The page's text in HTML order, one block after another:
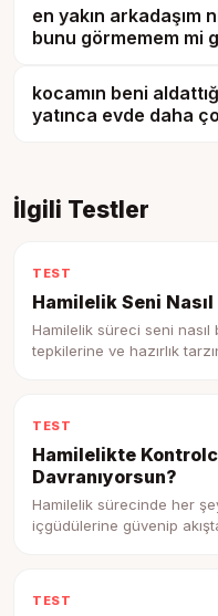
en yakın arkadaşım
bunu görmemem mi
kocamın beni
yatınca evde daha
İlgili Testler
TEST
Hamilelik Seni
Hamilelik süreci seni nasıl
tepkilerine ve hazırlık
TEST
Hamilelikte
Davranıyorsun?
Hamilelik sürecinde her
içgüdülerine güvenip
TEST